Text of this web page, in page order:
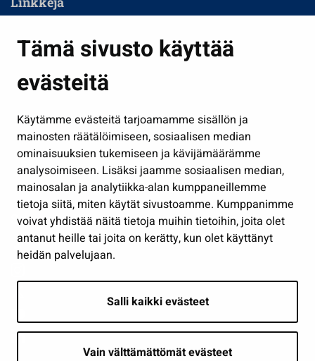
Tämä sivusto käyttää
evästeitä
Käytämme evästeitä tarjoamamme sisällön ja
mainosten räätälöimiseen, sosiaalisen median
ominaisuuksien tukemiseen ja kävijämäärämme
analysoimiseen. Lisäksi jaamme sosiaalisen median,
mainosalan ja analytiikka-alan kumppaneillemme
tietoja siitä, miten käytät sivustoamme. Kumppanimme
voivat yhdistää näitä tietoja muihin tietoihin, joita olet
antanut heille tai joita on kerätty, kun olet käyttänyt
heidän palvelujaan.
Salli kaikki evästeet
Vain välttämättömät evästeet
Kasvatus ja opetus
Kulttuuri ja liikunta
Työ ja yrittäminen
Osallistu ja asioi
Näytä omat evästeasetukseni
Seuraa meitä